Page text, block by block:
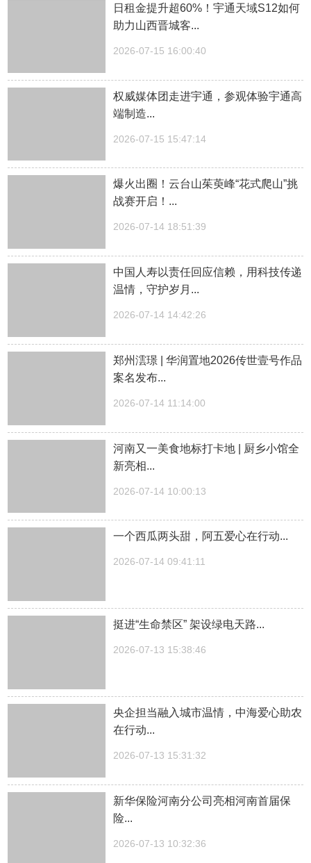
日租金提升超60%！宇通天域S12如何
助力山西晋城客...
2026-07-15 16:00:40
权威媒体团走进宇通，参观体验宇通高
端制造...
2026-07-15 15:47:14
爆火出圈！云台山茱萸峰“花式爬山”挑
战赛开启！...
2026-07-14 18:51:39
中国人寿以责任回应信赖，用科技传递
温情，守护岁月...
2026-07-14 14:42:26
郑州澐璟 | 华润置地2026传世壹号作品
案名发布...
2026-07-14 11:14:00
河南又一美食地标打卡地 | 厨乡小馆全
新亮相...
2026-07-14 10:00:13
一个西瓜两头甜，阿五爱心在行动...
2026-07-14 09:41:11
挺进“生命禁区” 架设绿电天路...
2026-07-13 15:38:46
央企担当融入城市温情，中海爱心助农
在行动...
2026-07-13 15:31:32
新华保险河南分公司亮相河南首届保
险...
2026-07-13 10:32:36